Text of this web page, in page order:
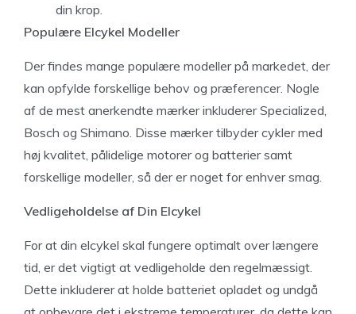
din krop.
Populære Elcykel Modeller
Der findes mange populære modeller på markedet, der
kan opfylde forskellige behov og præferencer. Nogle
af de mest anerkendte mærker inkluderer Specialized,
Bosch og Shimano. Disse mærker tilbyder cykler med
høj kvalitet, pålidelige motorer og batterier samt
forskellige modeller, så der er noget for enhver smag.
Vedligeholdelse af Din Elcykel
For at din elcykel skal fungere optimalt over længere
tid, er det vigtigt at vedligeholde den regelmæssigt.
Dette inkluderer at holde batteriet opladet og undgå